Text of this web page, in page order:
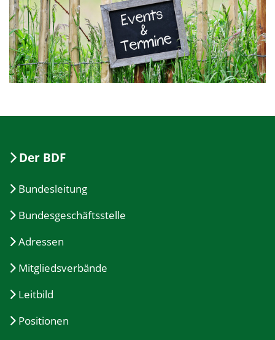
Der BDF
Bundesleitung
Bundesgeschäftsstelle
Adressen
Mitgliedsverbände
Leitbild
Positionen